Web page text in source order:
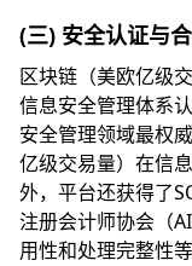
(三) 安全认证与
区块链（美欧亿级
信息安全管理体系
安全管理领域最权
亿级交易量）在信
外，平台还获得了
注册会计师协会（
用性和处理完整性